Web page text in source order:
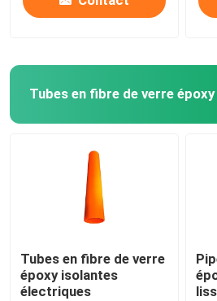
Échafaudages isolés
Profil de pultrusion en fibre de
FRP a moulé des produits
Tubes en fibre de verre époxy
Tubes en fibre de verre
époxy isolantes
électriques